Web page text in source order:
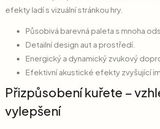
efekty ladí s vizuální stránkou hry.
Působivá barevná paleta s mnoha
Detailní design aut a prostředí.
Energický a dynamický zvukový
Efektivní akustické efekty zvyšující
Přizpůsobení kuřete –
vylepšení